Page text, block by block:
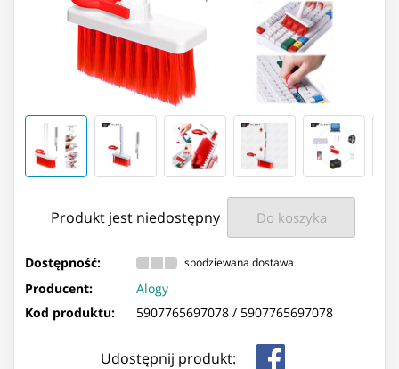
Produkt jest niedostępny Do koszyka
Dostępność: spodziewana dostawa
Producent:
Alogy
Kod produktu:
5907765697078 / 5907765697078
Udostępnij produkt: